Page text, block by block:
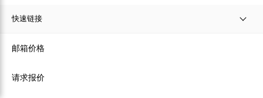
快速链接
邮箱价格
请求报价